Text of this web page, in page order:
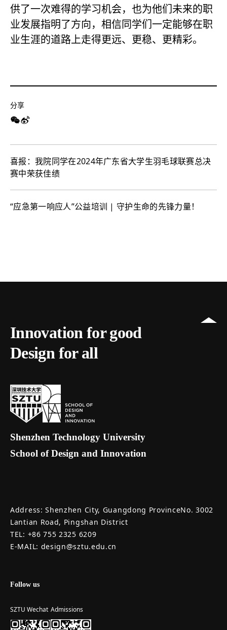
供了一次难得的学习机会，也为他们未来的职
业发展指明了方向，相信同学们一定能够在职
业生涯的道路上走得更远、更稳、更精彩。
分享
喜报：我院同学在2024年广东省大学生羽毛球联赛总决
赛中荣获佳绩
“应急第一响应人”公益培训 | 守护生命的先锋力量！
Innovation for good
Design for all
Shenzhen Technology University
School of Design and Innovation
Address: Shenzhen City, Guangdong ProvinceNo. 3002
Lantian Road, Pingshan District
TEL: +86 755 2325 6209
E-MAIL: design@sztu.edu.cn
Follow us
SZTU Wechat Admissions